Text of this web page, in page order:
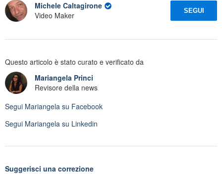
Michele Caltagirone
Video Maker
SEGUI
Questo articolo è stato curato e verificato da
Mariangela Princi
Revisore della news
Segui Mariangela su Facebook
Segui Mariangela su Linkedin
Suggerisci una correzione